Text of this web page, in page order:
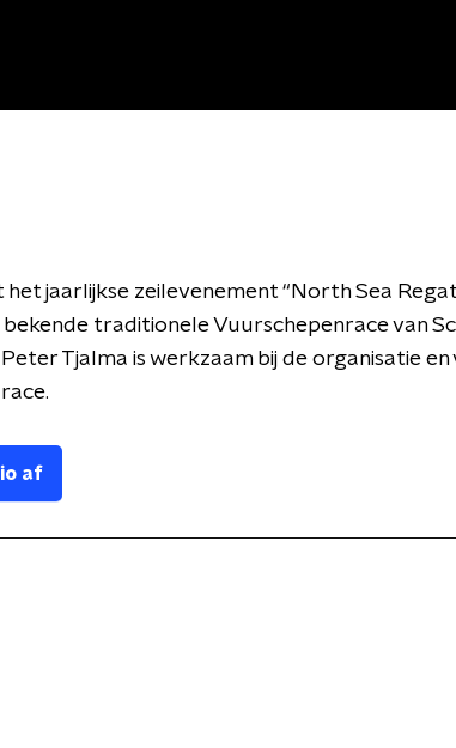
het jaarlijkse zeilevenement “North Sea
traditionele Vuurschepenrace van
Tjalma is werkzaam bij de organisatie
af